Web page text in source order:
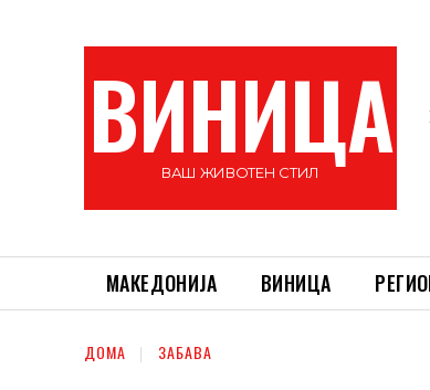
ВИНИЦА
ВАШ ЖИВОТЕН СТИЛ
МАКЕДОНИЈА ВИНИЦА
ДОМА ЗАБАВА